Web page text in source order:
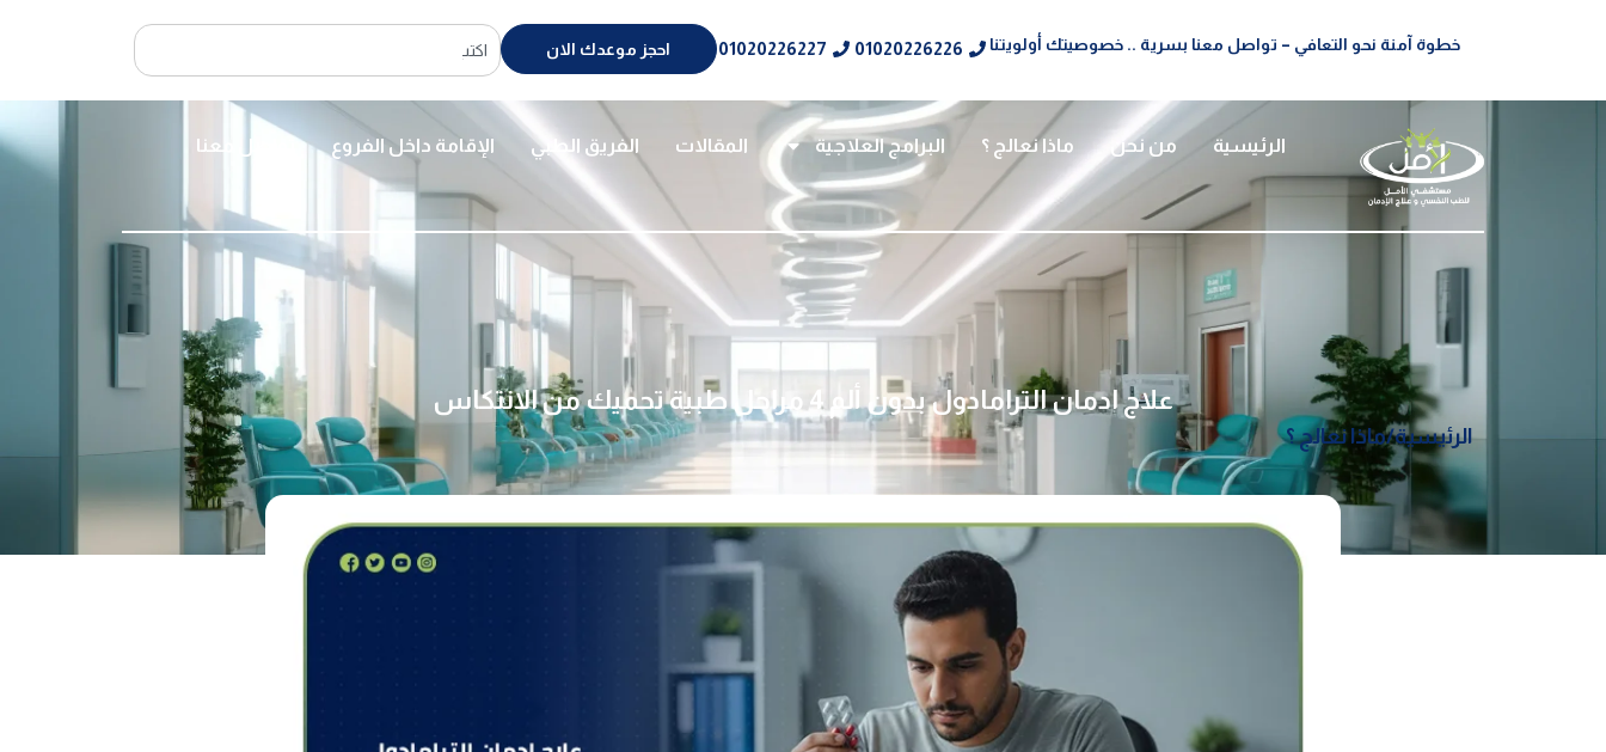
خطوة آمنة نحو التعافي – تواصل معنا بسرية .. خصوصيتك أولويتنا 01020226226
01020226227 احجز موعدك الان
الرئيسية من نحن ماذا نعالج ؟ البرامج العلاجية المقالات الفريق الطبي الإقامة داخل الفروع تواصل معنا
علاج ادمان الترامادول بدون ألم 4 مراحل طبية تحميك من الانتكاس
الرئيسية/ماذا نعالج ؟